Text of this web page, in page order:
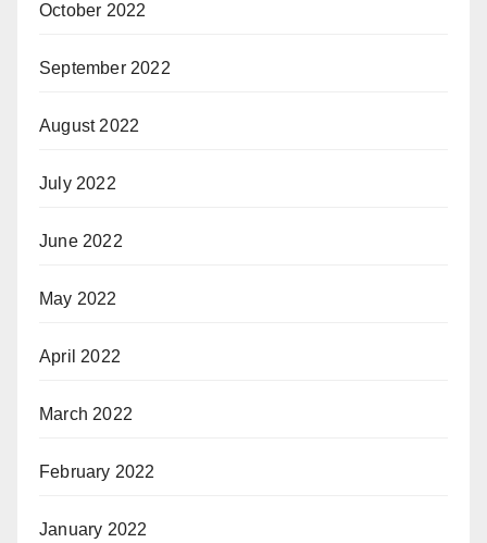
October 2022
September 2022
August 2022
July 2022
June 2022
May 2022
April 2022
March 2022
February 2022
January 2022